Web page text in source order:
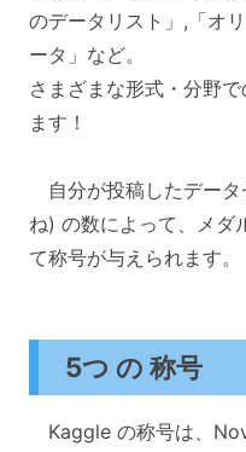
のデータリスト」,「オ
ータ」など。
さまざまな形式・分野
ます！
自分が投稿したデー
ね) の数によって、メダ
て称号が与えられます。
5つ の 称号
Kaggle の称号は、